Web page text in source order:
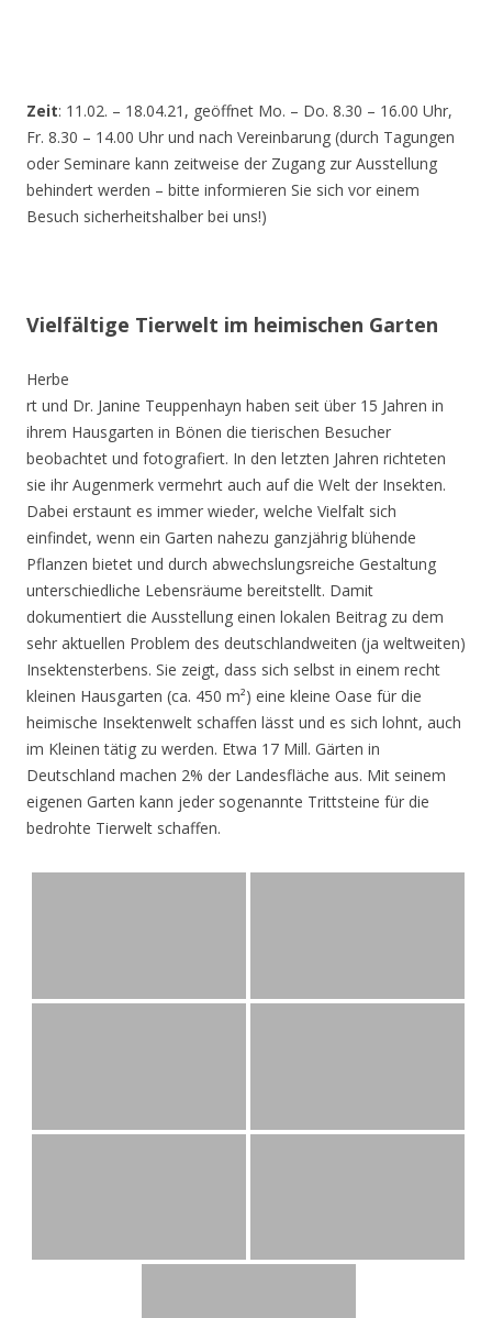
Zeit: 11.02. – 18.04.21, geöffnet Mo. – Do. 8.30 – 16.00 Uhr,
Fr. 8.30 – 14.00 Uhr und nach Vereinbarung (durch Tagungen
oder Seminare kann zeitweise der Zugang zur Ausstellung
behindert werden – bitte informieren Sie sich vor einem
Besuch sicherheitshalber bei uns!)
Vielfältige Tierwelt im heimischen Garten
Herbe
rt und Dr. Janine Teuppenhayn haben seit über 15 Jahren in
ihrem Hausgarten in Bönen die tierischen Besucher
beobachtet und fotografiert. In den letzten Jahren richteten
sie ihr Augenmerk vermehrt auch auf die Welt der Insekten.
Dabei erstaunt es immer wieder, welche Vielfalt sich
einfindet, wenn ein Garten nahezu ganzjährig blühende
Pflanzen bietet und durch abwechslungsreiche Gestaltung
unterschiedliche Lebensräume bereitstellt. Damit
dokumentiert die Ausstellung einen lokalen Beitrag zu dem
sehr aktuellen Problem des deutschlandweiten (ja weltweiten)
Insektensterbens. Sie zeigt, dass sich selbst in einem recht
kleinen Hausgarten (ca. 450 m²) eine kleine Oase für die
heimische Insektenwelt schaffen lässt und es sich lohnt, auch
im Kleinen tätig zu werden. Etwa 17 Mill. Gärten in
Deutschland machen 2% der Landesfläche aus. Mit seinem
eigenen Garten kann jeder sogenannte Trittsteine für die
bedrohte Tierwelt schaffen.